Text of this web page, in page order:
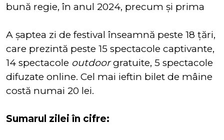
bună regie, în anul 2024, precum și prima
A șaptea zi de festival înseamnă peste 18 țări,
care prezintă peste 15 spectacole captivante,
14 spectacole outdoorgratuite, 5 spectacole
difuzate online. Cel mai ieftin bilet de mâine
costă numai 20 lei.
Sumarul zilei în cifre: